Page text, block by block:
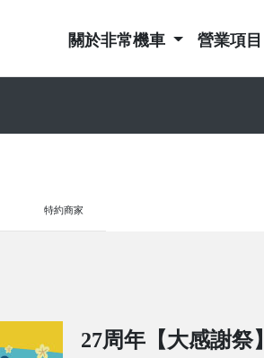
關於非常機車 營業項目
特約商家
27周年【大感謝祭】